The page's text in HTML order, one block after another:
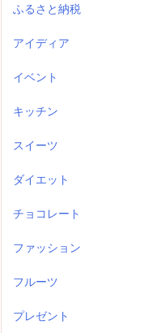
ふるさと納税
アイディア
イベント
キッチン
スイーツ
ダイエット
チョコレート
ファッション
フルーツ
プレゼント